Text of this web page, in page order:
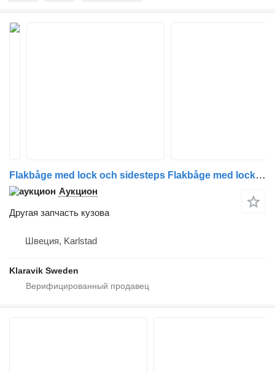
Flakbåge med lock och sidesteps Flakbåge med lock och sidesteps Isuzu D-Max для автомобиля Isuzu D-Max
Аукцион
Другая запчасть кузова
Швеция, Karlstad
Klaravik Sweden